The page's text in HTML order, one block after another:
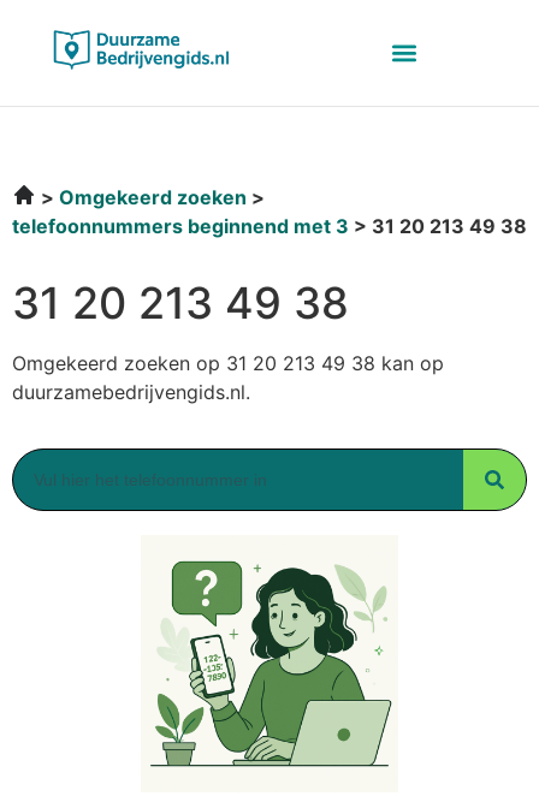
Omgekeerd zoeken
telefoonnummers beginnend met 3
31 20 213 49 38
31 20 213 49 38
Omgekeerd zoeken op 31 20 213 49 38 kan op
duurzamebedrijvengids.nl.